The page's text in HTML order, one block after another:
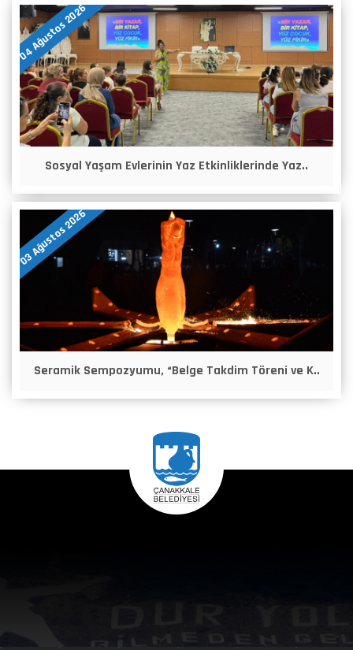
04 Ağustos 2026
Sosyal Yaşam Evlerinin Yaz Etkinliklerinde Yaz..
03 Ağustos 2026
Seramik Sempozyumu, “Belge Takdim Töreni ve K..